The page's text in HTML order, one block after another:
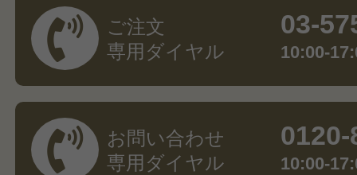
ご注文
専用ダイヤル
03-
10:00-
お問い合わせ
専用ダイヤル
10:00-